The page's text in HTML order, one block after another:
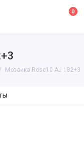
0
Мозаика Rose10 AJ 132+3